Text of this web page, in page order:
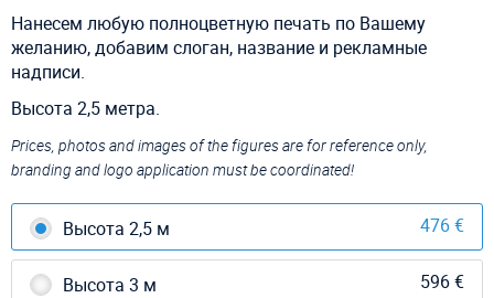
Нанесем любую полноцветную печать по Вашему
желанию, добавим слоган, название и рекламные
надписи.
Высота 2,5 метра.
Prices, photos and images of the figures are for reference only,
branding and logo application must be coordinated!
Высота 2,5 м 476 €
Высота 3 м 596 €